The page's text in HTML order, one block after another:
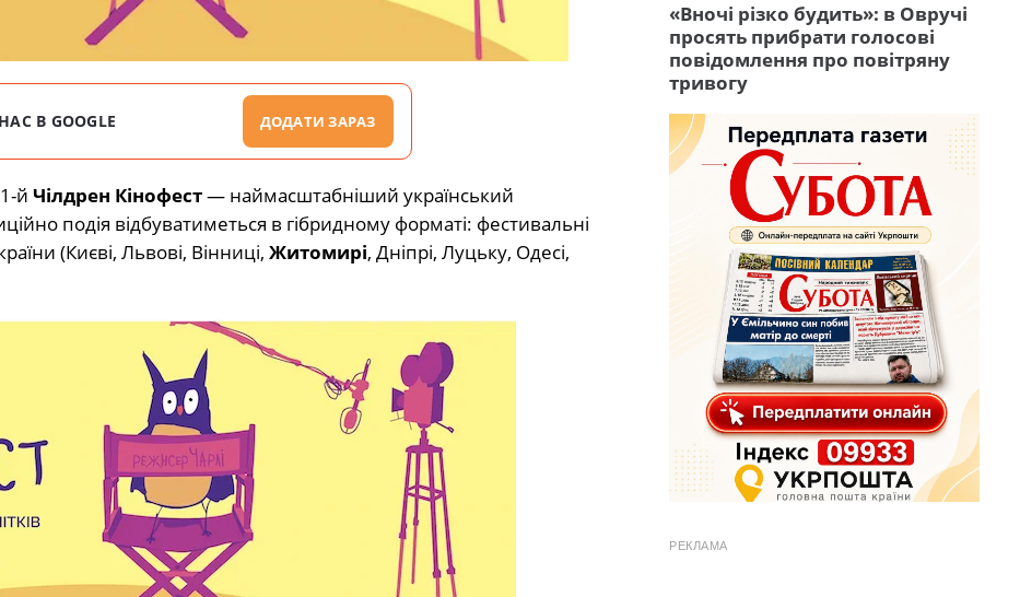
В GOOGLE ДОДАТИ ЗАРАЗ
й Чілдрен Кінофест— наймасштабніший український
подія відбуватиметься в гібридному форматі: фестивальні
(Києві, Львові, Вінниці, Житомирі, Дніпрі, Луцьку, Одесі,
«Вночі різко будить»: в Овручі
просять прибрати голосові
повідомлення про повітряну
тривогу
РЕКЛАМА